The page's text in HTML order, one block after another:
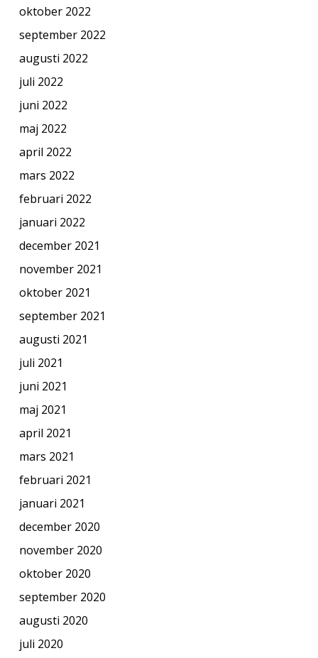
oktober 2022
september 2022
augusti 2022
juli 2022
juni 2022
maj 2022
april 2022
mars 2022
februari 2022
januari 2022
december 2021
november 2021
oktober 2021
september 2021
augusti 2021
juli 2021
juni 2021
maj 2021
april 2021
mars 2021
februari 2021
januari 2021
december 2020
november 2020
oktober 2020
september 2020
augusti 2020
juli 2020